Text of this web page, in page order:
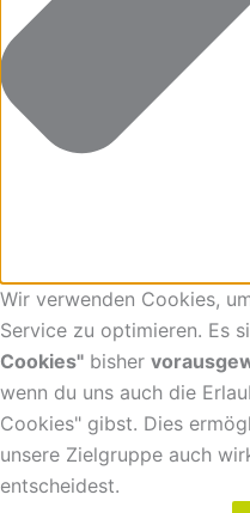
Wir verwenden Cookies,
Service zu optimieren. Es
Cookies" bisher
wenn du uns auch die
Cookies" gibst. Dies
unsere Zielgruppe auch
entscheidest.